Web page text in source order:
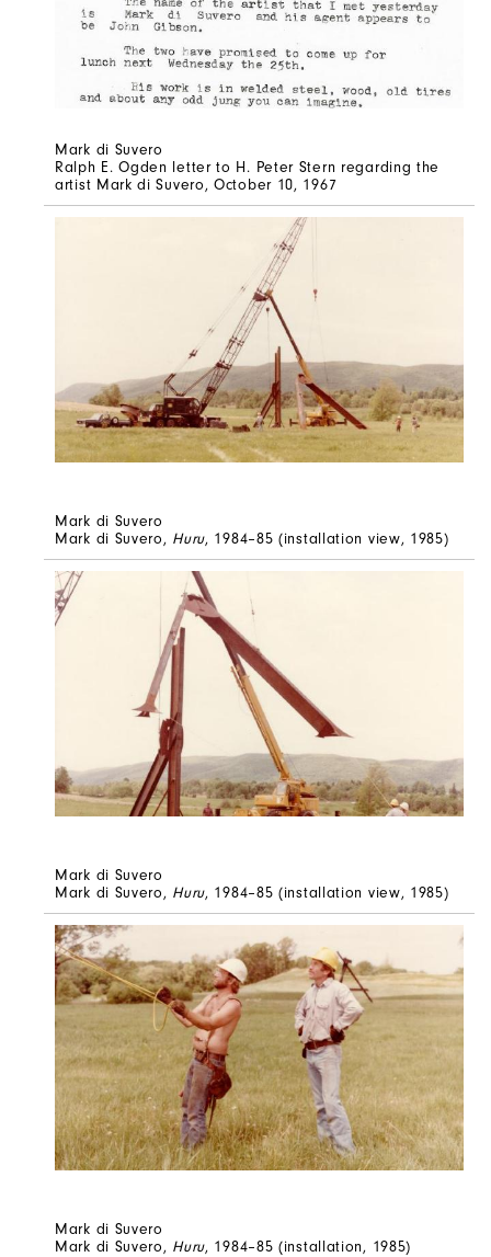
Mark di Suvero
Ralph E. Ogden letter to H. Peter Stern regarding the
artist Mark di Suvero, October 10, 1967
Mark di Suvero
Mark di Suvero, Huru, 1984–85 (installation view, 1985)
Mark di Suvero
Mark di Suvero, Huru, 1984–85 (installation view, 1985)
Mark di Suvero
Mark di Suvero, Huru, 1984–85 (installation, 1985)